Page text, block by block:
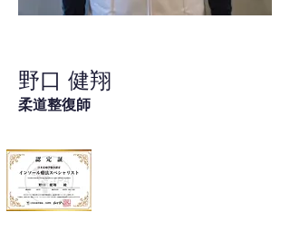
野口 健翔
柔道整復師